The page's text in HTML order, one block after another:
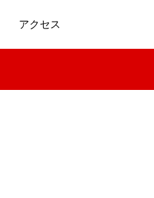
アクセス